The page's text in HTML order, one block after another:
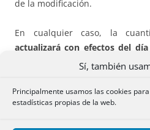
Sí, también
Principalmente usamos las cookies
estadísticas propias de la web.
de la modificación.
En cualquier caso, la
actualizará con efectos del
tomando como
computables del ejercicio
los ingresos anuales
motivara laextinciónde la